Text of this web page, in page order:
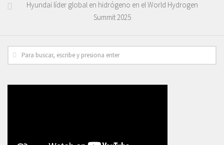
Hyundai líder global en hidrógeno en el World Hydrogen
Summit 2025